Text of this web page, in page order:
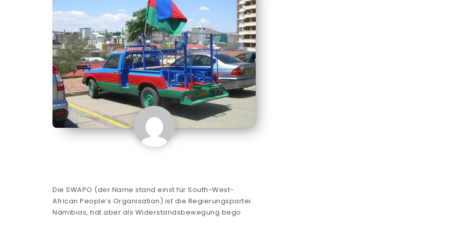
Die SWAPO (der Name stand einst für South-West-
African People’s Organisation) ist die Regierungspartei
Namibias, hat aber als Widerstandsbewegung bego